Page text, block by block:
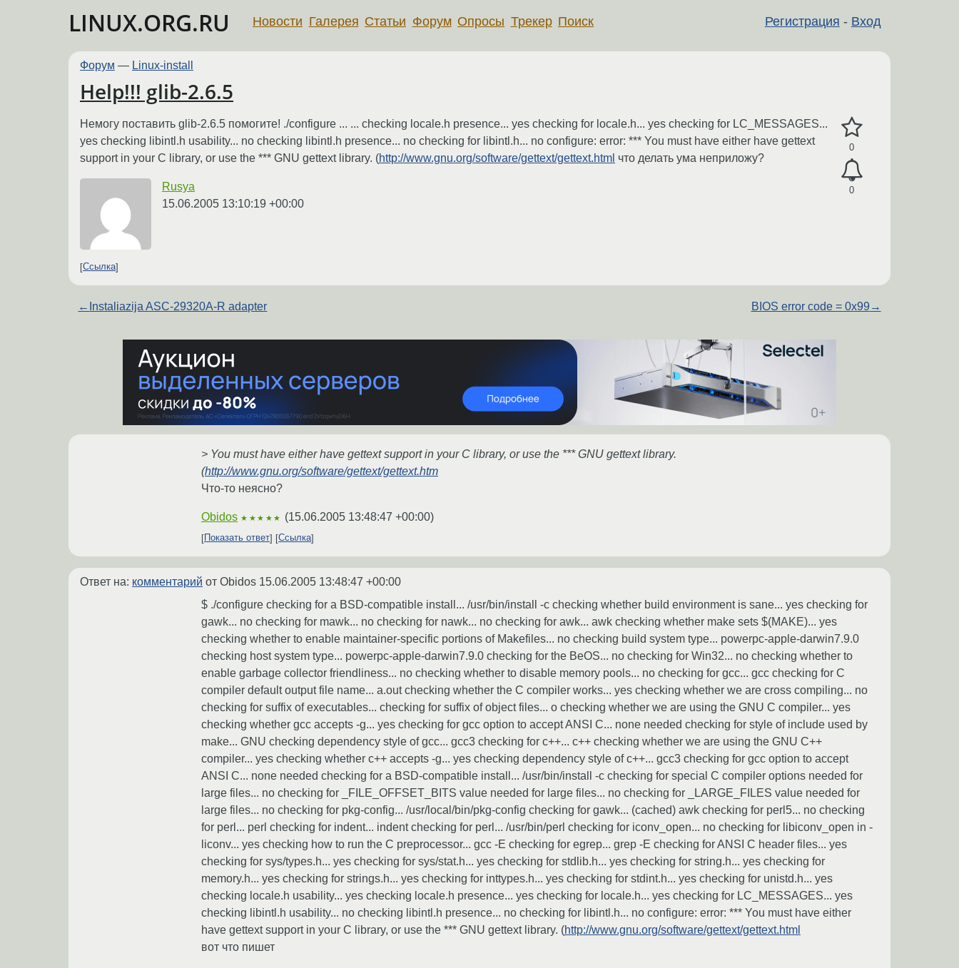
LINUX.ORG.RU Регистрация - Вход
Новости Галерея Статьи Форум Опросы Трекер Поиск
Форум — Linux-install
Help!!! glib-2.6.5
0
0
Немогу поставить glib-2.6.5 помогите! ./configure ... ... checking locale.h presence... yes checking for locale.h... yes checking for LC_MESSAGES...
yes checking libintl.h usability... no checking libintl.h presence... no checking for libintl.h... no configure: error: *** You must have either have gettext
support in your C library, or use the *** GNU gettext library. (http://www.gnu.org/software/gettext/gettext.html что делать ума неприложу?
Rusya
15.06.2005 13:10:19 +00:00
Ссылка
← Instaliazija ASC-29320A-R adapter BIOS error code = 0x99 →
> You must have either have gettext support in your C library, or use the *** GNU gettext library.
(http://www.gnu.org/software/gettext/gettext.htm
Что-то неясно?
Obidos ★★★★★ (15.06.2005 13:48:47 +00:00)
Показать ответ Ссылка
Ответ на: комментарий от Obidos 15.06.2005 13:48:47 +00:00
$ ./configure checking for a BSD-compatible install... /usr/bin/install -c checking whether build environment is sane... yes checking for
gawk... no checking for mawk... no checking for nawk... no checking for awk... awk checking whether make sets $(MAKE)... yes
checking whether to enable maintainer-specific portions of Makefiles... no checking build system type... powerpc-apple-darwin7.9.0
checking host system type... powerpc-apple-darwin7.9.0 checking for the BeOS... no checking for Win32... no checking whether to
enable garbage collector friendliness... no checking whether to disable memory pools... no checking for gcc... gcc checking for C
compiler default output file name... a.out checking whether the C compiler works... yes checking whether we are cross compiling... no
checking for suffix of executables... checking for suffix of object files... o checking whether we are using the GNU C compiler... yes
checking whether gcc accepts -g... yes checking for gcc option to accept ANSI C... none needed checking for style of include used by
make... GNU checking dependency style of gcc... gcc3 checking for c++... c++ checking whether we are using the GNU C++
compiler... yes checking whether c++ accepts -g... yes checking dependency style of c++... gcc3 checking for gcc option to accept
ANSI C... none needed checking for a BSD-compatible install... /usr/bin/install -c checking for special C compiler options needed for
large files... no checking for _FILE_OFFSET_BITS value needed for large files... no checking for _LARGE_FILES value needed for
large files... no checking for pkg-config... /usr/local/bin/pkg-config checking for gawk... (cached) awk checking for perl5... no checking
for perl... perl checking for indent... indent checking for perl... /usr/bin/perl checking for iconv_open... no checking for libiconv_open in -
liconv... yes checking how to run the C preprocessor... gcc -E checking for egrep... grep -E checking for ANSI C header files... yes
checking for sys/types.h... yes checking for sys/stat.h... yes checking for stdlib.h... yes checking for string.h... yes checking for
memory.h... yes checking for strings.h... yes checking for inttypes.h... yes checking for stdint.h... yes checking for unistd.h... yes
checking locale.h usability... yes checking locale.h presence... yes checking for locale.h... yes checking for LC_MESSAGES... yes
checking libintl.h usability... no checking libintl.h presence... no checking for libintl.h... no configure: error: *** You must have either
have gettext support in your C library, or use the *** GNU gettext library. (http://www.gnu.org/software/gettext/gettext.html
вот что пишет